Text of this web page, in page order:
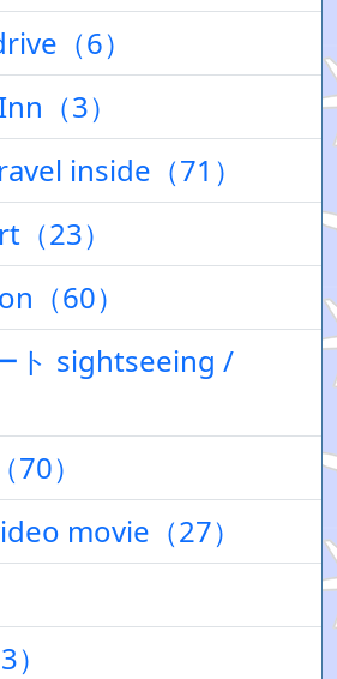
（6）
（3）
inside（71）
23）
（60）
ト sightseeing /
）
movie（27）